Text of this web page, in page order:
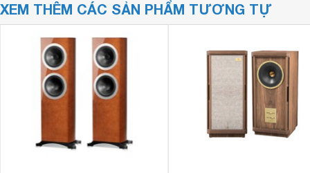
XEM THÊM CÁC SẢN PHẨM TƯƠNG TỰ